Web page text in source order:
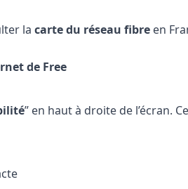
la carte du réseau fibreen
de Free
” en haut à droite de l’écran.